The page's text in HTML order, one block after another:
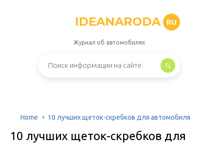
IDEANARODA RU
Журнал об автомобилях
Home 10 лучших щеток-скребков для автомобиля
10 лучших щеток-скребков для